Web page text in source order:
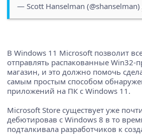
— Scott Hanselman (@shanselman)
В Windows 11 Microsoft позволит
отправлять распакованные Win32-
магазин, и это должно помочь
самым простым способом
приложений на ПК с Windows 11.
Microsoft Store существует уже
дебютировав с Windows 8 в то
подталкивала разработчиков к